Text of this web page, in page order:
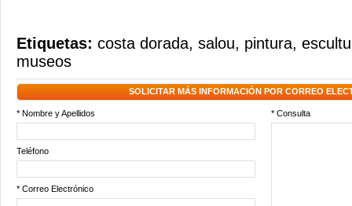
Etiquetas: costa dorada, salou, pintura,
museos
SOLICITAR MÁS INFORMACIÓN POR CORREO
* Nombre y Apellidos * Consulta
Teléfono
* Correo Electrónico